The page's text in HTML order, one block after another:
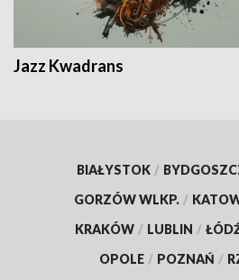
Jazz Kwadrans
BIAŁYSTOK /
GORZÓW WLKP. /
KRAKÓW / LUBLIN /
OPOLE / POZNAŃ /